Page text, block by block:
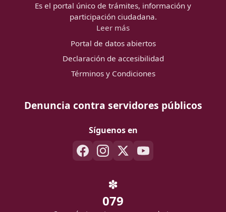
Es el portal único de trámites, información y
participación ciudadana.
Leer más
Portal de datos abiertos
Declaración de accesibilidad
Términos y Condiciones
Denuncia contra servidores públicos
Síguenos en
✽
079